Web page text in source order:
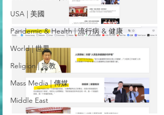
USA | 美國
Pandemic & Health | 流行病 & 健康
World | 世界
Religion | 宗教
Mass Media | 傳媒
Middle East